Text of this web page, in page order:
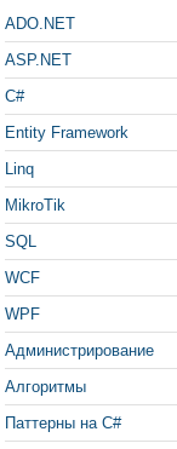
ADO.NET
ASP.NET
C#
Entity Framework
Linq
MikroTik
SQL
WCF
WPF
Администрирование
Алгоритмы
Паттерны на C#